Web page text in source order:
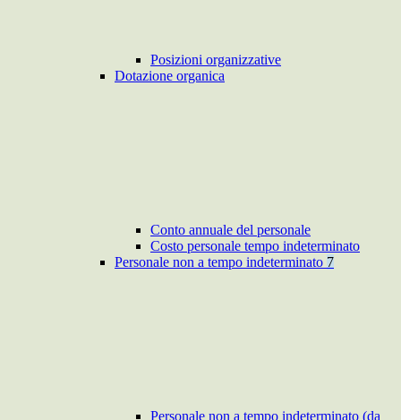
Posizioni organizzative
Dotazione organica
Conto annuale del personale
Costo personale tempo indeterminato
Personale non a tempo indeterminato 7
Personale non a tempo indeterminato (da